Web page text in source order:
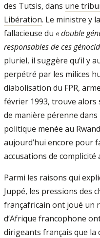
des Tutsis, dans une
Libération. Le ministre y
fallacieuse du « double
responsables de ces
pluriel, il suggère qu’il y
perpétré par les milices
diabolisation du FPR,
février 1993, trouve alors
de manière pérenne
politique menée au
aujourd’hui encore pour
accusations de complicité
Parmi les raisons qui
Juppé, les pressions des
françafricain ont joué un
d’Afrique francophone
dirigeants français que la